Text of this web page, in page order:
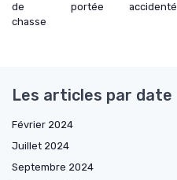
de
chasse
portée
accidenté
Les articles par date
Février 2024
Juillet 2024
Septembre 2024